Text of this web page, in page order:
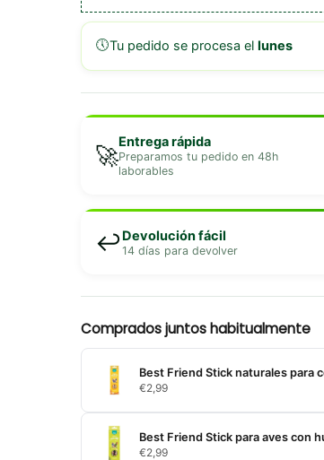
🕔Tu pedido se procesa el lunes
🚀Entrega rápida
Preparamos tu pedido en 48h
laborables
↩️Devolución fácil
14 días para devolver
Comprados juntos habitualmente
Best Friend Stick naturales para
€2,99
Best Friend Stick para aves con
€2,99